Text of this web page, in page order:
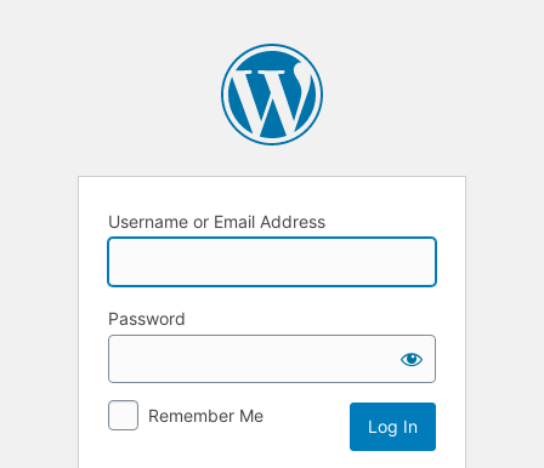
Username or Email Address
Password
Remember Me